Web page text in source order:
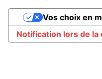
Notification lors de la
Vos choix en